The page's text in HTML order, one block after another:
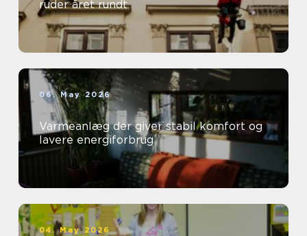
ruder året rundt
06. May 2026
Varmeanlæg der giver stabil komfort og
lavere energiforbrug
04. May 2026